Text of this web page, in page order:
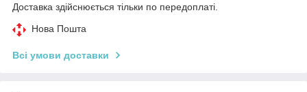
Доставка здійснюється тільки по передоплаті.
Нова Пошта
Всі умови доставки